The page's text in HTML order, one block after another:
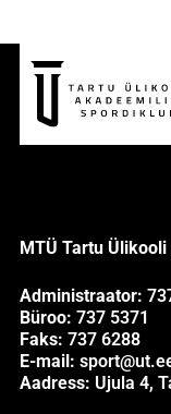
MTÜ Tartu
Administraator:
Büroo: 737 5371
Faks: 737 6288
E-mail:
Aadress: Ujula 4,